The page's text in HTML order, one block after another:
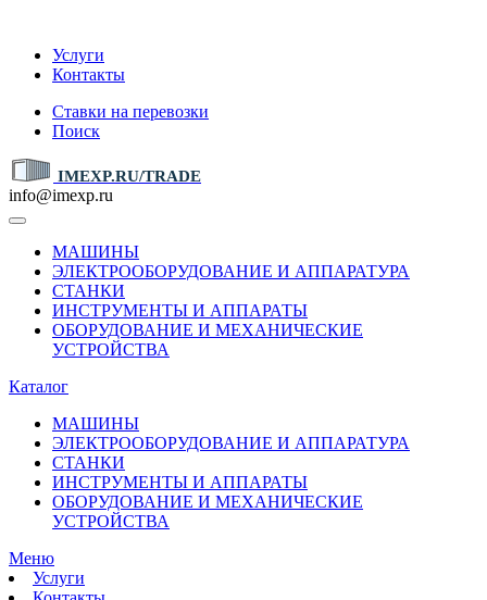
Услуги
Контакты
Ставки на перевозки
Поиск
IMEXP.RU/TRADE
info@imexp.ru
МАШИНЫ
ЭЛЕКТРООБОРУДОВАНИЕ И АППАРАТУРА
СТАНКИ
ИНСТРУМЕНТЫ И АППАРАТЫ
ОБОРУДОВАНИЕ И МЕХАНИЧЕСКИЕ
УСТРОЙСТВА
Каталог
МАШИНЫ
ЭЛЕКТРООБОРУДОВАНИЕ И АППАРАТУРА
СТАНКИ
ИНСТРУМЕНТЫ И АППАРАТЫ
ОБОРУДОВАНИЕ И МЕХАНИЧЕСКИЕ
УСТРОЙСТВА
Меню
Услуги